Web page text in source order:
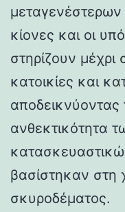
κίονες και οι
στηρίζουν
κατοικίες και
αποδεικνύοντας
ανθεκτικότητα
βασίστηκαν στη
σκυροδέματος.